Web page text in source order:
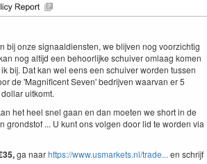
bij onze signaaldiensten, we blijven nog voorzichtig
nog altijd een behoorlijke schuiver omlaag komen
bij. Dat kan wel eens een schuiver worden tussen
de 'Magnificent Seven' bedrijven waarvan er 5
uitkomt.
het heel snel gaan en dan moeten we short in de
... U kunt ons volgen door lid te worden via
ga naarhttps://www.usmarkets.nl/trade... en schrijf